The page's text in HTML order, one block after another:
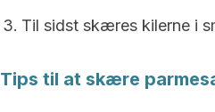
Til sidst skæres kilerne i
Tips til at skære